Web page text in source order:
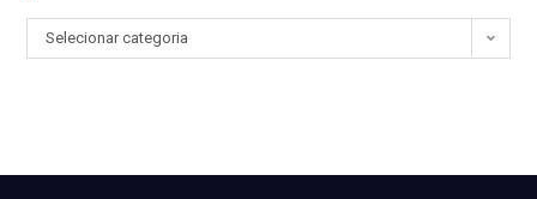
Selecionar categoria